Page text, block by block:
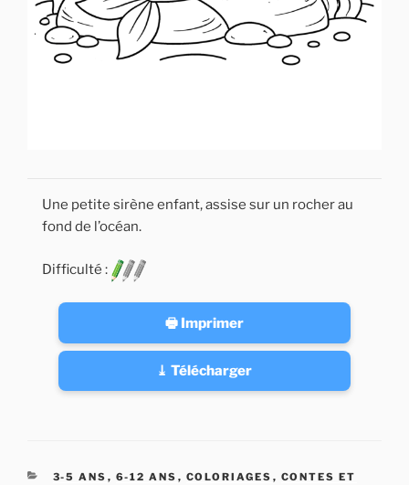
Une petite sirène enfant, assise sur un rocher au
fond de l’océan.
Difficulté :
🖶 Imprimer
⤓ Télécharger
CATÉGORIES
3-5 ANS , 6-12 ANS , COLORIAGES , CONTES ET